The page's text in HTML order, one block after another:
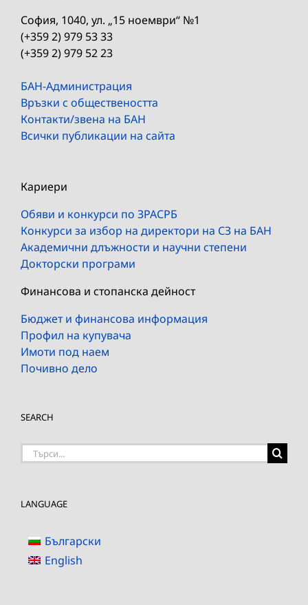
София, 1040, ул. „15 ноември“ №1
(+359 2) 979 53 33
(+359 2) 979 52 23
БАН-Администрация
Връзки с обществеността
Контакти/звена на БАН
Всички публикации на сайта
Кариери
Обяви и конкурси по ЗРАСРБ
Конкурси за избор на директори на СЗ на БАН
Академични длъжности и научни степени
Докторски програми
Финансова и стопанска дейност
Бюджет и финансова информация
Профил на купувача
Имоти под наем
Почивно дело
SEARCH
Търсене
LANGUAGE
Български
English